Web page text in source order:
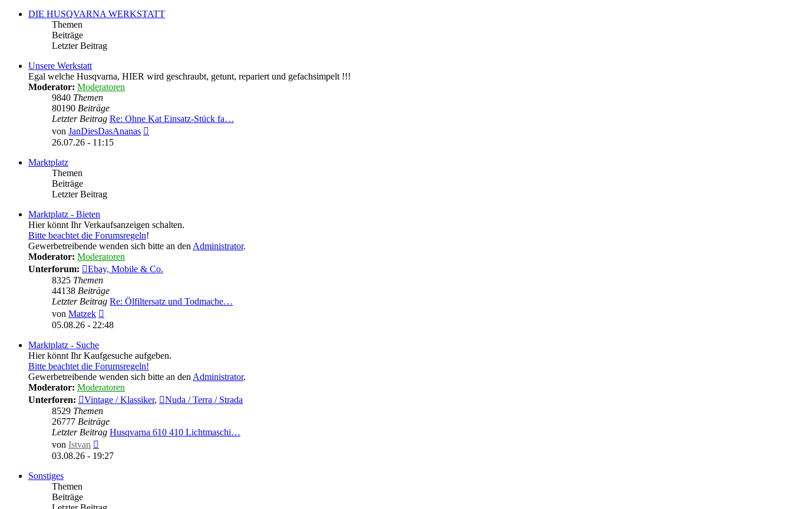
DIE HUSQVARNA WERKSTATT
Themen
Beiträge
Letzter Beitrag
Unsere Werkstatt
Egal welche Husqvarna, HIER wird geschraubt, getunt, repariert und gefachsimpelt !!!
Moderator: Moderatoren
9840 Themen
80190 Beiträge
Letzter Beitrag Re: Ohne Kat Einsatz-Stück fa…
von JanDiesDasAnanas
26.07.26 - 11:15
Marktplatz
Themen
Beiträge
Letzter Beitrag
Marktplatz - Bieten
Hier könnt Ihr Verkaufsanzeigen schalten.
Bitte beachtet die Forumsregeln!
Gewerbetreibende wenden sich bitte an denAdministrator.
Moderator: Moderatoren
Unterforum:
Ebay, Mobile & Co.
8325 Themen
44138 Beiträge
Letzter Beitrag Re: Ölfiltersatz und Todmache…
von Matzek
Beitrag
05.08.26 - 22:48
Marktplatz - Suche
Hier könnt Ihr Kaufgesuche aufgeben.
Bitte beachtet die Forumsregeln!
Gewerbetreibende wenden sich bitte an denAdministrator.
Moderator: Moderatoren
Unterforen:
Vintage / Klassiker,
Nuda / Terra / Strada
8529 Themen
26777 Beiträge
Letzter Beitrag Husqvarna 610 410 Lichtmaschi…
von Istvan
Beitrag
03.08.26 - 19:27
Sonstiges
Themen
Beiträge